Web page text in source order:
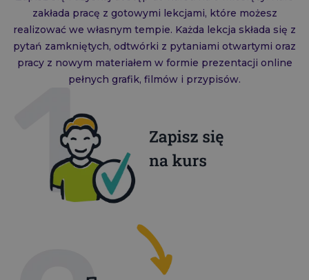
zakłada pracę z gotowymi lekcjami, które możesz
realizować we własnym tempie. Każda lekcja składa się z
pytań zamkniętych, odtwórki z pytaniami otwartymi oraz
pracy z nowym materiałem w formie prezentacji online
pełnych grafik, filmów i przypisów.